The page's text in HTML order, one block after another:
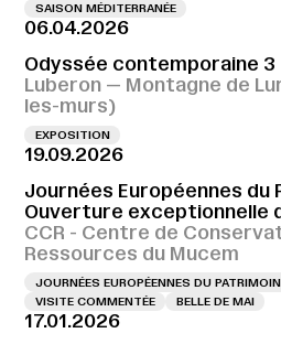
SAISON MÉDITERRANÉE
06.04.2026
Odyssée contemporaine 3
Luberon — Montagne de
les-murs)
EXPOSITION
19.09.2026
Journées Européennes du
Ouverture exceptionnelle
CCR - Centre de
Ressources du Mucem
JOURNÉES EUROPÉENNES DU
VISITE COMMENTÉE
BELLE DE MAI
17.01.2026